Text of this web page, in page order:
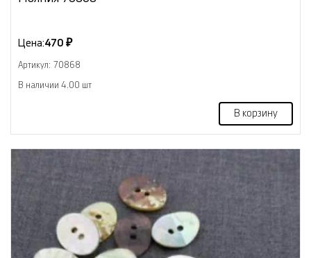
Цена:470 ₽
Артикул: 70868
В наличии 4.00 шт
В корзину